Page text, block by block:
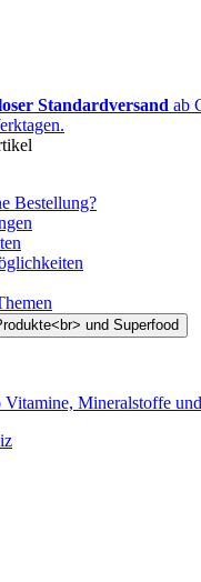
Standardversand ab
Bestellung?
Vitamine, Mineralstoffe